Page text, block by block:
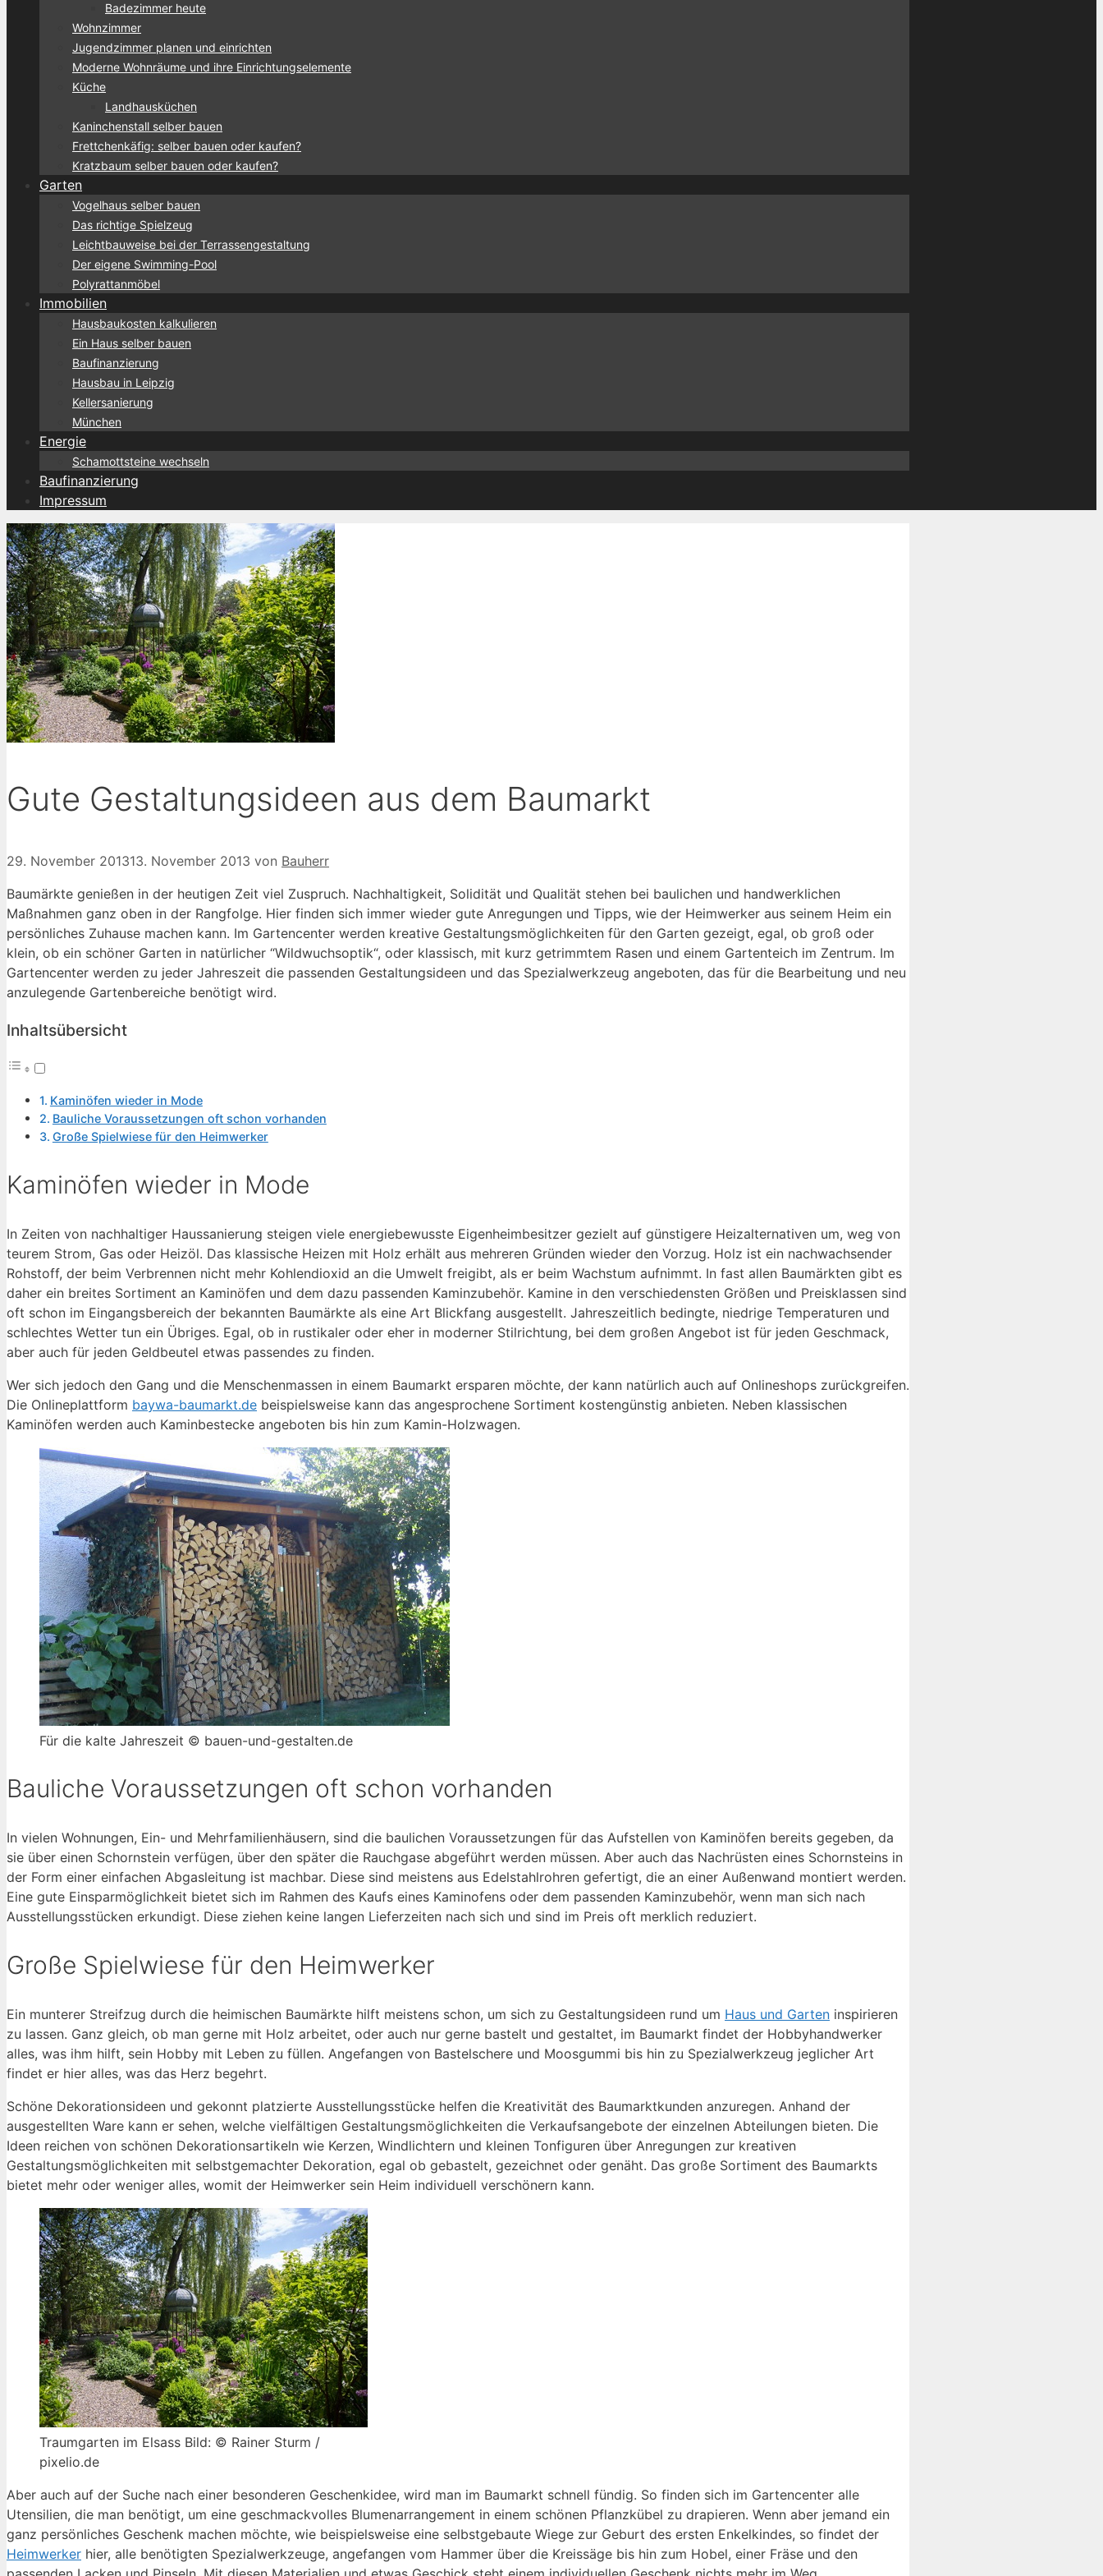
Badezimmer heute
Wohnzimmer
Jugendzimmer planen und einrichten
Moderne Wohnräume und ihre Einrichtungselemente
Küche
Landhausküchen
Kaninchenstall selber bauen
Frettchenkäfig: selber bauen oder kaufen?
Kratzbaum selber bauen oder kaufen?
Garten
Vogelhaus selber bauen
Das richtige Spielzeug
Leichtbauweise bei der Terrassengestaltung
Der eigene Swimming-Pool
Polyrattanmöbel
Immobilien
Hausbaukosten kalkulieren
Ein Haus selber bauen
Baufinanzierung
Hausbau in Leipzig
Kellersanierung
München
Energie
Schamottsteine wechseln
Baufinanzierung
Impressum
Gute Gestaltungsideen aus dem Baumarkt
29. November 201313. November 2013 von Bauherr
Baumärkte genießen in der heutigen Zeit viel Zuspruch. Nachhaltigkeit, Solidität und Qualität stehen bei baulichen und handwerklichen
Maßnahmen ganz oben in der Rangfolge. Hier finden sich immer wieder gute Anregungen und Tipps, wie der Heimwerker aus seinem Heim ein
persönliches Zuhause machen kann. Im Gartencenter werden kreative Gestaltungsmöglichkeiten für den Garten gezeigt, egal, ob groß oder
klein, ob ein schöner Garten in natürlicher “Wildwuchsoptik“, oder klassisch, mit kurz getrimmtem Rasen und einem Gartenteich im Zentrum. Im
Gartencenter werden zu jeder Jahreszeit die passenden Gestaltungsideen und das Spezialwerkzeug angeboten, das für die Bearbeitung und neu
anzulegende Gartenbereiche benötigt wird.
Inhaltsübersicht
Kaminöfen wieder in Mode
Bauliche Voraussetzungen oft schon vorhanden
Große Spielwiese für den Heimwerker
Kaminöfen wieder in Mode
In Zeiten von nachhaltiger Haussanierung steigen viele energiebewusste Eigenheimbesitzer gezielt auf günstigere Heizalternativen um, weg von
teurem Strom, Gas oder Heizöl. Das klassische Heizen mit Holz erhält aus mehreren Gründen wieder den Vorzug. Holz ist ein nachwachsender
Rohstoff, der beim Verbrennen nicht mehr Kohlendioxid an die Umwelt freigibt, als er beim Wachstum aufnimmt. In fast allen Baumärkten gibt es
daher ein breites Sortiment an Kaminöfen und dem dazu passenden Kaminzubehör. Kamine in den verschiedensten Größen und Preisklassen sind
oft schon im Eingangsbereich der bekannten Baumärkte als eine Art Blickfang ausgestellt. Jahreszeitlich bedingte, niedrige Temperaturen und
schlechtes Wetter tun ein Übriges. Egal, ob in rustikaler oder eher in moderner Stilrichtung, bei dem großen Angebot ist für jeden Geschmack,
aber auch für jeden Geldbeutel etwas passendes zu finden.
Wer sich jedoch den Gang und die Menschenmassen in einem Baumarkt ersparen möchte, der kann natürlich auch auf Onlineshops zurückgreifen.
Die Onlineplattform baywa-baumarkt.de beispielsweise kann das angesprochene Sortiment kostengünstig anbieten. Neben klassischen
Kaminöfen werden auch Kaminbestecke angeboten bis hin zum Kamin-Holzwagen.
Für die kalte Jahreszeit © bauen-und-gestalten.de
Bauliche Voraussetzungen oft schon vorhanden
In vielen Wohnungen, Ein- und Mehrfamilienhäusern, sind die baulichen Voraussetzungen für das Aufstellen von Kaminöfen bereits gegeben, da
sie über einen Schornstein verfügen, über den später die Rauchgase abgeführt werden müssen. Aber auch das Nachrüsten eines Schornsteins in
der Form einer einfachen Abgasleitung ist machbar. Diese sind meistens aus Edelstahlrohren gefertigt, die an einer Außenwand montiert werden.
Eine gute Einsparmöglichkeit bietet sich im Rahmen des Kaufs eines Kaminofens oder dem passenden Kaminzubehör, wenn man sich nach
Ausstellungsstücken erkundigt. Diese ziehen keine langen Lieferzeiten nach sich und sind im Preis oft merklich reduziert.
Große Spielwiese für den Heimwerker
Ein munterer Streifzug durch die heimischen Baumärkte hilft meistens schon, um sich zu Gestaltungsideen rund um Haus und Garten inspirieren
zu lassen. Ganz gleich, ob man gerne mit Holz arbeitet, oder auch nur gerne bastelt und gestaltet, im Baumarkt findet der Hobbyhandwerker
alles, was ihm hilft, sein Hobby mit Leben zu füllen. Angefangen von Bastelschere und Moosgummi bis hin zu Spezialwerkzeug jeglicher Art
findet er hier alles, was das Herz begehrt.
Schöne Dekorationsideen und gekonnt platzierte Ausstellungsstücke helfen die Kreativität des Baumarktkunden anzuregen. Anhand der
ausgestellten Ware kann er sehen, welche vielfältigen Gestaltungsmöglichkeiten die Verkaufsangebote der einzelnen Abteilungen bieten. Die
Ideen reichen von schönen Dekorationsartikeln wie Kerzen, Windlichtern und kleinen Tonfiguren über Anregungen zur kreativen
Gestaltungsmöglichkeiten mit selbstgemachter Dekoration, egal ob gebastelt, gezeichnet oder genäht. Das große Sortiment des Baumarkts
bietet mehr oder weniger alles, womit der Heimwerker sein Heim individuell verschönern kann.
Traumgarten im Elsass Bild: © Rainer Sturm /
pixelio.de
Aber auch auf der Suche nach einer besonderen Geschenkidee, wird man im Baumarkt schnell fündig. So finden sich im Gartencenter alle
Utensilien, die man benötigt, um eine geschmackvolles Blumenarrangement in einem schönen Pflanzkübel zu drapieren. Wenn aber jemand ein
ganz persönliches Geschenk machen möchte, wie beispielsweise eine selbstgebaute Wiege zur Geburt des ersten Enkelkindes, so findet der
Heimwerker hier, alle benötigten Spezialwerkzeuge, angefangen vom Hammer über die Kreissäge bis hin zum Hobel, einer Fräse und den